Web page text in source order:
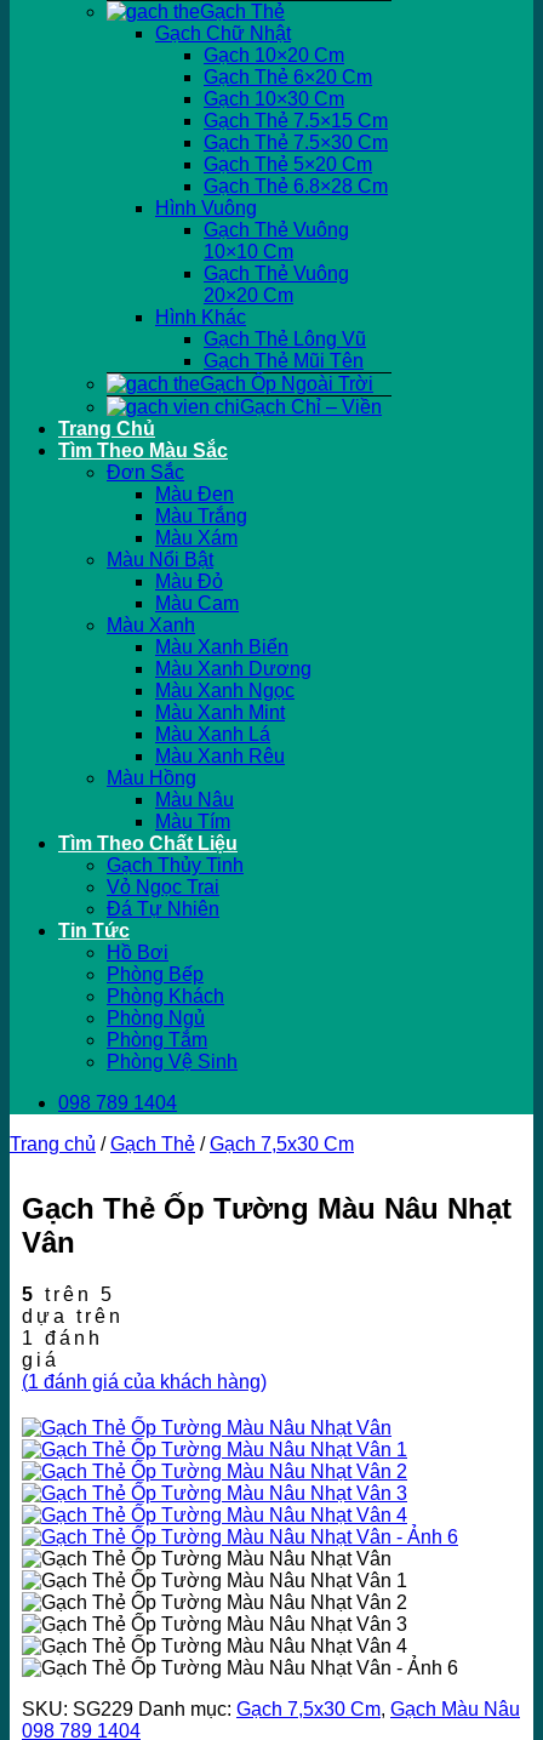
Gạch Thẻ
Gạch Chữ Nhật
Gạch 10×20 Cm
Gạch Thẻ 6×20 Cm
Gạch 10×30 Cm
Gạch Thẻ 7.5×15 Cm
Gạch Thẻ 7.5×30 Cm
Gạch Thẻ 5×20 Cm
Gạch Thẻ 6.8×28 Cm
Hình Vuông
Gạch Thẻ Vuông
10×10 Cm
Gạch Thẻ Vuông
20×20 Cm
Hình Khác
Gạch Thẻ Lông Vũ
Gạch Thẻ Mũi Tên
Gạch Ốp Ngoài Trời
Gạch Chỉ – Viền
Trang Chủ
Tìm Theo Màu Sắc
Đơn Sắc
Màu Đen
Màu Trắng
Màu Xám
Màu Nổi Bật
Màu Đỏ
Màu Cam
Màu Xanh
Màu Xanh Biển
Màu Xanh Dương
Màu Xanh Ngọc
Màu Xanh Mint
Màu Xanh Lá
Màu Xanh Rêu
Màu Hồng
Màu Nâu
Màu Tím
Tìm Theo Chất Liệu
Gạch Thủy Tinh
Vỏ Ngọc Trai
Đá Tự Nhiên
Tin Tức
Hồ Bơi
Phòng Bếp
Phòng Khách
Phòng Ngủ
Phòng Tắm
Phòng Vệ Sinh
098 789 1404
Trang chủ / Gạch Thẻ / Gạch 7,5x30 Cm
Gạch Thẻ Ốp Tường Màu Nâu Nhạt
Vân
5 trên 5
dựa trên
1
đánh
giá
(1 đánh giá của khách hàng)
SKU: SG229 Danh mục: Gạch 7,5x30 Cm, Gạch Màu Nâu
098 789 1404